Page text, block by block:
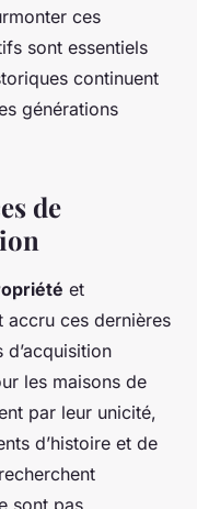
ces
sont essentiels
continuent
générations
de
et
accru ces dernières
d’acquisition
les maisons de
par leur unicité,
d’histoire et de